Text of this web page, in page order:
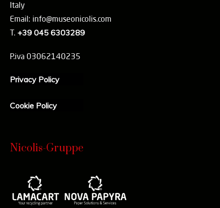
Italy
Email: info@museonicolis.com
T. +39 045 6303289
P.iva 03062140235
Privacy Policy
Cookie Policy
Nicolis-Gruppe